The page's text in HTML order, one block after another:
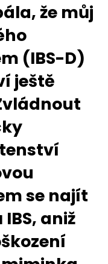
že můj
ho
(IBS-D)
ještě
se najít
aniž